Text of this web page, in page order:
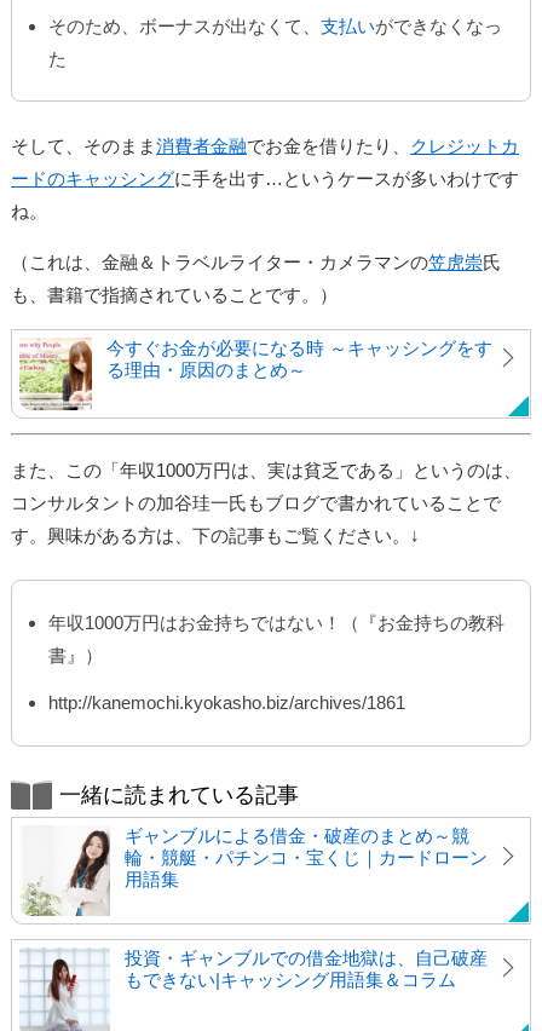
そのため、ボーナスが出なくて、支払いができなくなっ
た
そして、そのまま消費者金融でお金を借りたり、 クレジットカ
ードのキャッシングに手を出す…というケースが多いわけです
ね。
（これは、金融＆トラベルライター・カメラマンの笠虎崇氏
も、書籍で指摘されていることです。）
今すぐお金が必要になる時 ～キャッシングをす
る理由・原因のまとめ～
また、この「年収1000万円は、実は貧乏である」というのは、
コンサルタントの加谷珪一氏もブログで書かれていることで
す。興味がある方は、下の記事もご覧ください。↓
年収1000万円はお金持ちではない！（『お金持ちの教科
書』）
http://kanemochi.kyokasho.biz/archives/1861
一緒に読まれている記事
ギャンブルによる借金・破産のまとめ～競
輪・競艇・パチンコ・宝くじ｜カードローン
用語集
投資・ギャンブルでの借金地獄は、自己破産
もできない|キャッシング用語集＆コラム